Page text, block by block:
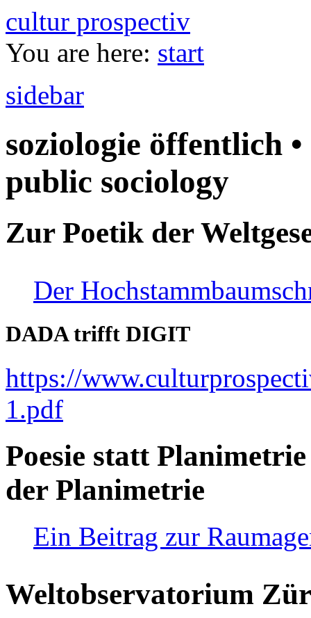
cultur prospectiv
You are here: start
sidebar
soziologie öffentlich
public sociology
Zur Poetik der
Der
DADA trifft DIGIT
https://
1.pdf
Poesie statt
der Planimetrie
Ein Beitrag zur
Weltobservatorium